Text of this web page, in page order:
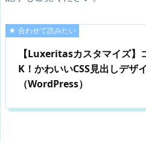
【Luxeritasカスタマイズ】
K！かわいいCSS見出しデザ
（WordPress）